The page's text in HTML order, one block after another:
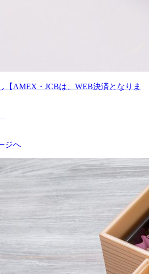
【AMEX・JCBは、WEB決済となりま
ジへ